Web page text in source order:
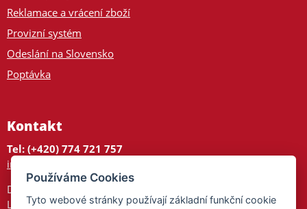
Reklamace a vrácení zboží
Provizní systém
Odeslání na Slovensko
Poptávka
Kontakt
Tel: (+420) 774 721 757
info@tajnedarky.cz
Dárkové centrum
Legionářů 2
Používáme Cookies
Tyto webové stránky používají základní funkční cookie